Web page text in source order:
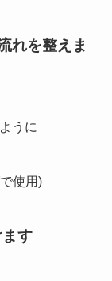
れを整えま
うに
使用)
す